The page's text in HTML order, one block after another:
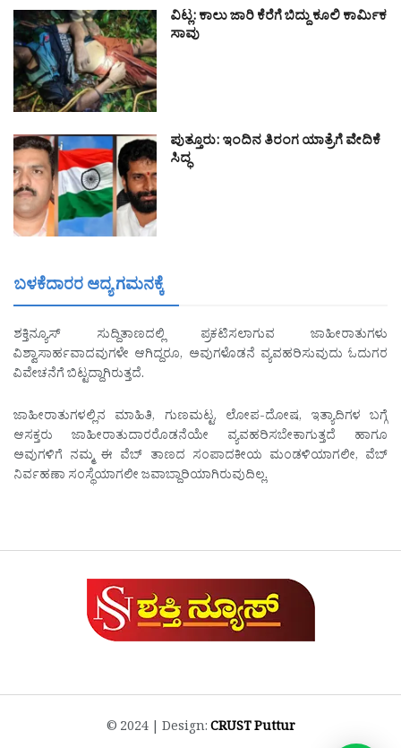
ವಿಟ್ಲ: ಕಾಲು ಜಾರಿ ಕೆರೆಗೆ ಬಿದ್ದು ಕೂಲಿ ಕಾರ್ಮಿಕ
ಸಾವು
ಪುತ್ತೂರು: ಇಂದಿನ ತಿರಂಗ ಯಾತ್ರೆಗೆ ವೇದಿಕೆ
ಸಿದ್ಧ
ಬಳಕೆದಾರರ ಆದ್ಯ ಗಮನಕ್ಕೆ
ಶಕ್ತಿನ್ಯೂಸ್ ಸುದ್ದಿತಾಣದಲ್ಲಿ ಪ್ರಕಟಿಸಲಾಗುವ ಜಾಹೀರಾತುಗಳು
ವಿಶ್ವಾಸಾರ್ಹವಾದವುಗಳೇ ಆಗಿದ್ದರೂ, ಅವುಗಳೊಡನೆ ವ್ಯವಹರಿಸುವುದು ಓದುಗರ
ವಿವೇಚನೆಗೆ ಬಿಟ್ಟದ್ದಾಗಿರುತ್ತದೆ.
ಜಾಹೀರಾತುಗಳಲ್ಲಿನ ಮಾಹಿತಿ, ಗುಣಮಟ್ಟ, ಲೋಪ-ದೋಷ, ಇತ್ಯಾದಿಗಳ ಬಗ್ಗೆ
ಆಸಕ್ತರು ಜಾಹೀರಾತುದಾರರೊಡನೆಯೇ ವ್ಯವಹರಿಸಬೇಕಾಗುತ್ತದೆ ಹಾಗೂ
ಅವುಗಳಿಗೆ ನಮ್ಮ ಈ ವೆಬ್ ತಾಣದ ಸಂಪಾದಕೀಯ ಮಂಡಳಿಯಾಗಲೀ, ವೆಬ್
ನಿರ್ವಹಣಾ ಸಂಸ್ಥೆಯಾಗಲೀ ಜವಾಬ್ದಾರಿಯಾಗಿರುವುದಿಲ್ಲ.
© 2024 | Design:CRUST Puttur